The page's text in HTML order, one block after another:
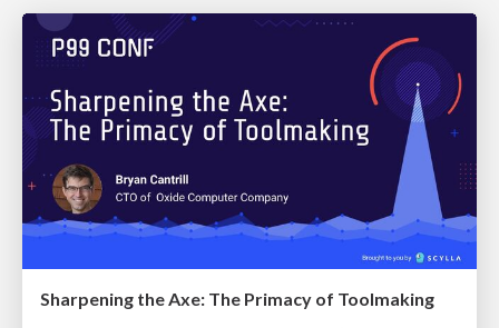
Sharpening the Axe: The Primacy of Toolmaking